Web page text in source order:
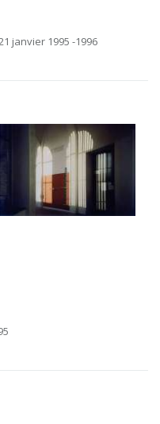
janvier 1995 -1996